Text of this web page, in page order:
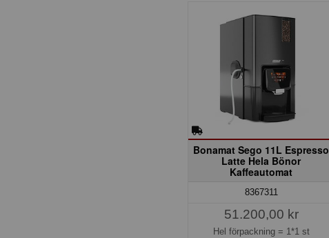
Bonamat Sego 11L Espresso
Latte Hela Bönor
Kaffeautomat
8367311
51.200,00 kr
Hel förpackning = 1*1 st